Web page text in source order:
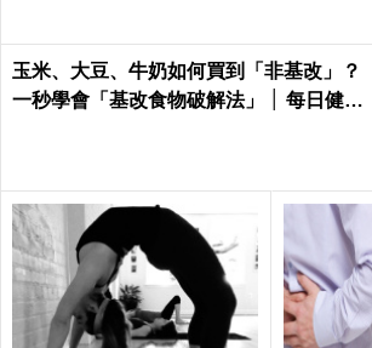
玉米、大豆、牛奶如何買到「非基改」？
一秒學會「基改食物破解法」 │ 每日健康